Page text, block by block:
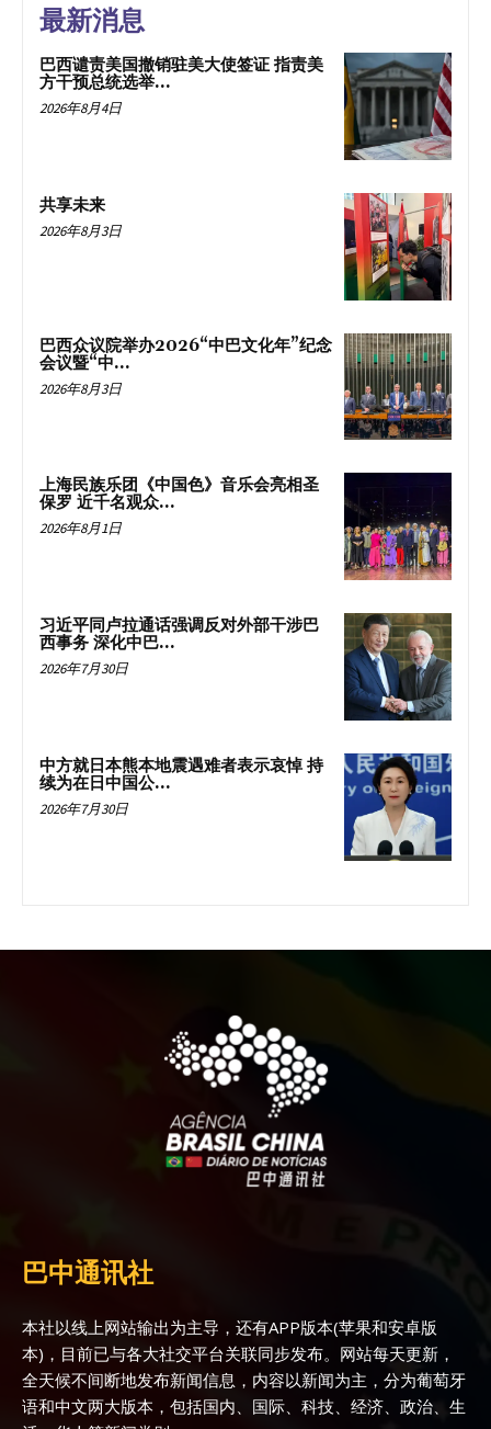
最新消息
巴西谴责美国撤销驻美大使签证 指责美
方干预总统选举...
2026年8月4日
共享未来
2026年8月3日
巴西众议院举办2026“中巴文化年”纪念
会议暨“中...
2026年8月3日
上海民族乐团《中国色》音乐会亮相圣
保罗 近千名观众...
2026年8月1日
习近平同卢拉通话强调反对外部干涉巴
西事务 深化中巴...
2026年7月30日
中方就日本熊本地震遇难者表示哀悼 持
续为在日中国公...
2026年7月30日
巴中通讯社
本社以线上网站输出为主导，还有APP版本(苹果和安卓版
本)，目前已与各大社交平台关联同步发布。网站每天更新，
全天候不间断地发布新闻信息，内容以新闻为主，分为葡萄牙
语和中文两大版本，包括国内、国际、科技、经济、政治、生